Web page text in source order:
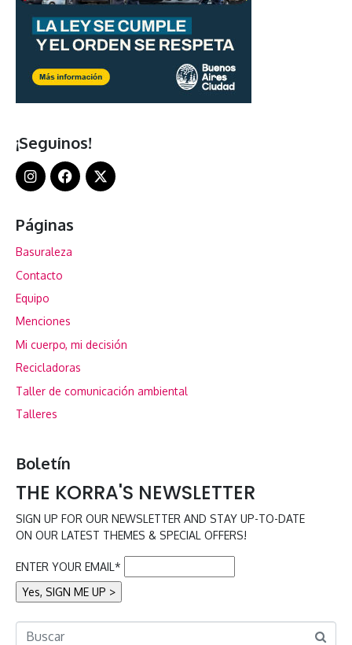
¡Seguinos!
Páginas
Basuraleza
Contacto
Equipo
Menciones
Mi cuerpo, mi decisión
Recicladoras
Taller de comunicación ambiental
Talleres
Boletín
THE KORRA'S NEWSLETTER
SIGN UP FOR OUR NEWSLETTER AND STAY UP-TO-DATE
ON OUR LATEST THEMES & SPECIAL OFFERS!
ENTER YOUR EMAIL*